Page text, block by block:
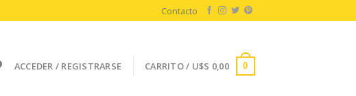
Contacto
ACCEDER / REGISTRARSE CARRITO / U$S 0,00 0